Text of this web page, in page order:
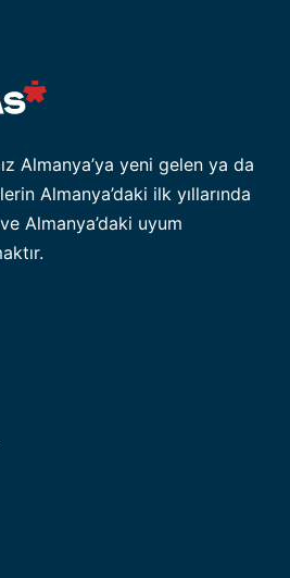
Almanya’ya yeni gelen ya da
Almanya’daki ilk yıllarında
Almanya’daki uyum